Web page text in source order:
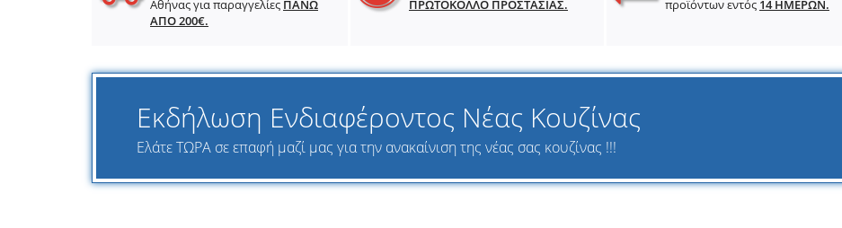
Αθήνας για παραγγελίες ΠΑΝΩ
ΑΠΟ 200€.
ΠΡΩΤΟΚΟΛΛΟ ΠΡΟΣΤΑΣΙΑΣ.
προϊόντων εντός 14 ΗΜΕΡΩΝ.
Εκδήλωση Ενδιαφέροντος Νέας Κουζίνας
Ελάτε ΤΩΡΑ σε επαφή μαζί μας για την ανακαίνιση της νέας σας κουζίνας !!!